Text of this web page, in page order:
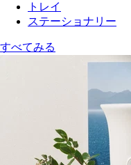
トレイ
ステーショナリー
すべてみる